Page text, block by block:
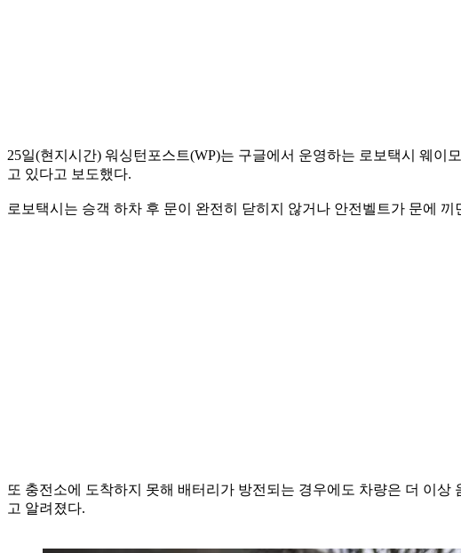
25일(현지시간) 워싱턴포스트(WP)는 구글에서 운영하는 로보택시 웨
고 있다고 보도했다.
로보택시는 승객 하차 후 문이 완전히 닫히지 않거나 안전벨트가 문에
또 충전소에 도착하지 못해 배터리가 방전되는 경우에도 차량은 더 이
고 알려졌다.